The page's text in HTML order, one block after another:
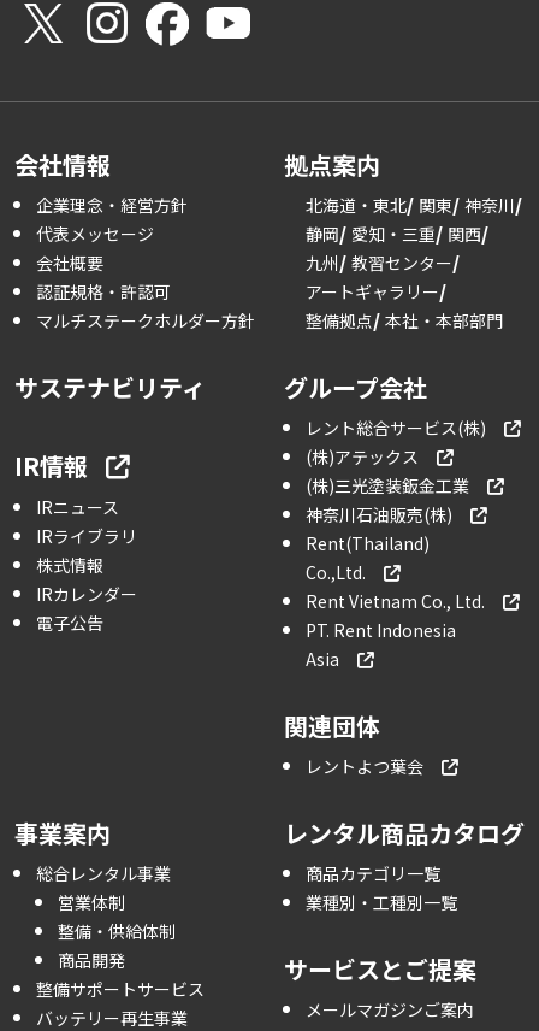
会社情報
企業理念・経営方針
代表メッセージ
会社概要
認証規格・許認可
マルチステークホルダー方針
サステナビリティ
IR情報
IRニュース
IRライブラリ
株式情報
IRカレンダー
電子公告
拠点案内
北海道・東北 関東 神奈川
静岡 愛知・三重 関西
九州 教習センター
アートギャラリー
整備拠点 本社・本部部門
グループ会社
レント総合サービス(株)
(株)アテックス
(株)三光塗装鈑金工業
神奈川石油販売(株)
Rent(Thailand)
Co.,Ltd.
Rent Vietnam Co., Ltd.
PT. Rent Indonesia
Asia
関連団体
レントよつ葉会
事業案内
総合レンタル事業
営業体制
整備・供給体制
商品開発
整備サポートサービス
バッテリー再生事業
レンタル商品カタログ
商品カテゴリ一覧
業種別・工種別一覧
サービスとご提案
メールマガジンご案内